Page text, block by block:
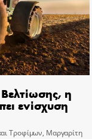
η
ενίσχυση
Τροφίμων, Μαργαρίτη